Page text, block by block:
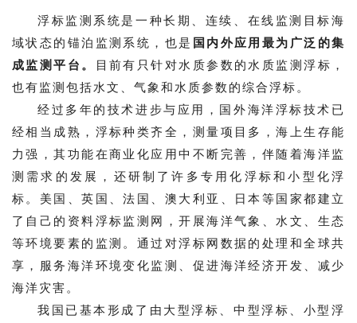
浮标监测系统是一种长期、连续、在线监测目标海
域状态的锚泊监测系统，也是 国内外应用最为广泛的集
成监测平台 。
目前有只针对水质参数的水质监测浮标，
也有监测包括水文、气象和水质参数的综合浮标。
经过多年的技术进步与应用，国外海洋浮标技术已
经相当成熟，浮标种类齐全，测量项目多，海上生存能
力强，其功能在商业化应用中不断完善，伴随着海洋监
测需求的发展，还研制了许多专用化浮标和小型化浮
标。美国、英国、法国、澳大利亚、日本等国家都建立
了自己的资料浮标监测网，开展海洋气象、水文、生态
等环境要素的监测。通过对浮标网数据的处理和全球共
享，服务海洋环境变化监测、促进海洋经济开发、减少
海洋灾害。
我国已基本形成了由大型浮标、中型浮标、小型浮